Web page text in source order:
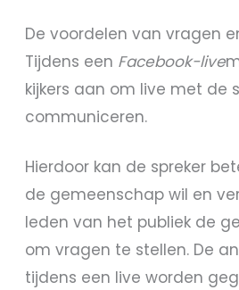
De voordelen van vragen
Tijdens een Facebook-live
kijkers aan om live met de
communiceren.
Hierdoor kan de spreker
de gemeenschap wil en
leden van het publiek de
om vragen te stellen. De
tijdens een live worden